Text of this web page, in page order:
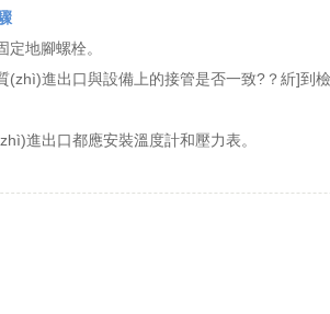
固定地腳螺栓。
(zhì)進出口與設備上的接管是否一致?？紤]
質(zhì)進出口都應安裝溫度計和壓力表。